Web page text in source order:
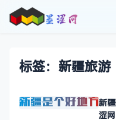
标签：新疆旅游
新
涩网